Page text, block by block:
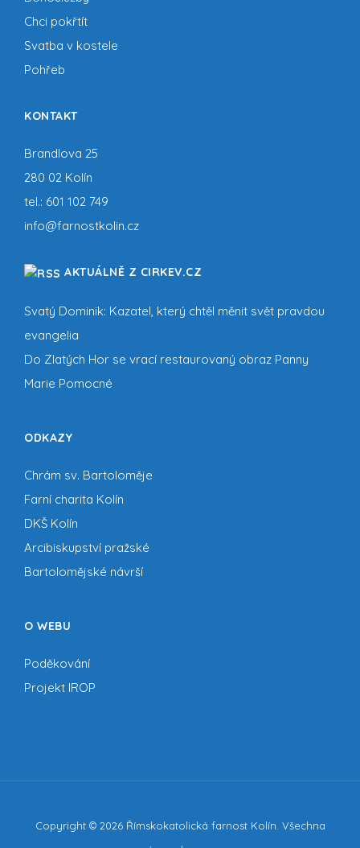
Chci pokřtít
Svatba v kostele
Pohřeb
KONTAKT
Brandlova 25
280 02 Kolín
tel.: 601 102 749
info@farnostkolin.cz
AKTUÁLNĚ Z CIRKEV.CZ
Svatý Dominik: Kazatel, který chtěl měnit svět pravdou
evangelia
Do Zlatých Hor se vrací restaurovaný obraz Panny
Marie Pomocné
ODKAZY
Chrám sv. Bartoloměje
Farní charita Kolín
DKŠ Kolín
Arcibiskupství pražské
Bartolomějské návrší
O WEBU
Poděkování
Projekt IROP
Copyright © 2026 Římskokatolická farnost Kolín. Všechna